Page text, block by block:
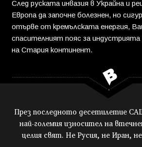
След руската инвазия в Украйна и
Европа да започне болезнен, но
отърве от кремълската енергия,
спасителният пояс за
на Стария континент.
През последното десетилетие
най-големия износител на
целия свят. Не Русия, не Иран,